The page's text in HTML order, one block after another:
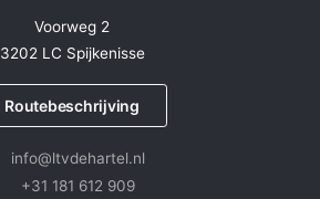
Voorweg 2
3202 LC Spijkenisse
Routebeschrijving
info@ltvdehartel.nl
+31 181 612 909